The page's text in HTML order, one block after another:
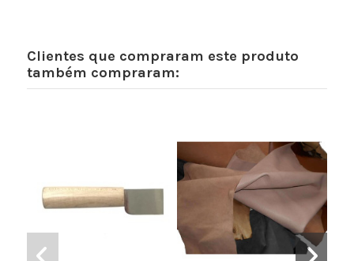
Clientes que compraram este produto
também compraram: